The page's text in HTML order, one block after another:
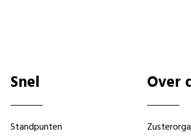
Snel
Standpunten
Over